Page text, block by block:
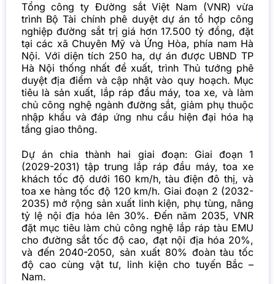
Tổng công ty Đường sắt Việt Nam (VNR) vừa
trình Bộ Tài chính phê duyệt dự án tổ hợp công
nghiệp đường sắt trị giá hơn 17.500 tỷ đồng, đặt
tại các xã Chuyên Mỹ và Ứng Hòa, phía nam Hà
Nội. Với diện tích 250 ha, dự án được UBND TP
Hà Nội thống nhất đề xuất, trình Thủ tướng phê
duyệt địa điểm và cập nhật vào quy hoạch. Mục
tiêu là sản xuất, lắp ráp đầu máy, toa xe, và làm
chủ công nghệ ngành đường sắt, giảm phụ thuộc
nhập khẩu và đáp ứng nhu cầu hiện đại hóa hạ
tầng giao thông.
Dự án chia thành hai giai đoạn: Giai đoạn 1
(2029-2031) tập trung lắp ráp đầu máy, toa xe
khách tốc độ dưới 160 km/h, tàu điện đô thị, và
toa xe hàng tốc độ 120 km/h. Giai đoạn 2 (2032-
2035) mở rộng sản xuất linh kiện, phụ tùng, nâng
tỷ lệ nội địa hóa lên 30%. Đến năm 2035, VNR
đặt mục tiêu làm chủ công nghệ lắp ráp tàu EMU
cho đường sắt tốc độ cao, đạt nội địa hóa 20%,
và đến 2040-2050, sản xuất 80% đoàn tàu tốc
độ cao cùng vật tư, linh kiện cho tuyến Bắc –
Nam.